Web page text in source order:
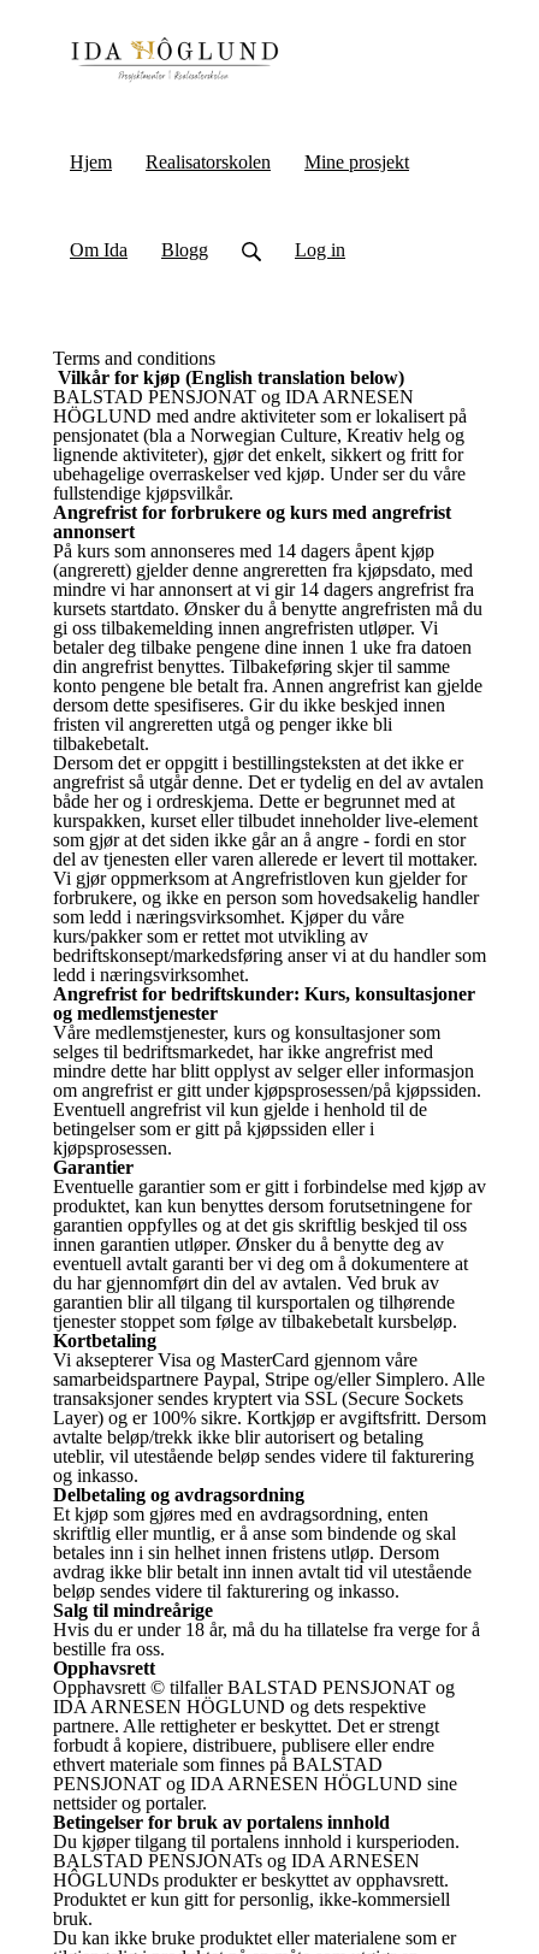
Hjem Realisatorskolen Mine prosjekt
Om Ida Blogg Log in
Terms and conditions
Vilkår for kjøp (English translation below)
BALSTAD PENSJONAT og IDA ARNESEN
HÖGLUND med andre aktiviteter som er lokalisert på
pensjonatet (bla a Norwegian Culture, Kreativ helg og
lignende aktiviteter), gjør det enkelt, sikkert og fritt for
ubehagelige overraskelser ved kjøp. Under ser du våre
fullstendige kjøpsvilkår.
Angrefrist for forbrukere og kurs med angrefrist
annonsert
På kurs som annonseres med 14 dagers åpent kjøp
(angrerett) gjelder denne angreretten fra kjøpsdato, med
mindre vi har annonsert at vi gir 14 dagers angrefrist fra
kursets startdato. Ønsker du å benytte angrefristen må du
gi oss tilbakemelding innen angrefristen utløper. Vi
betaler deg tilbake pengene dine innen 1 uke fra datoen
din angrefrist benyttes. Tilbakeføring skjer til samme
konto pengene ble betalt fra. Annen angrefrist kan gjelde
dersom dette spesifiseres. Gir du ikke beskjed innen
fristen vil angreretten utgå og penger ikke bli
tilbakebetalt.
Dersom det er oppgitt i bestillingsteksten at det ikke er
angrefrist så utgår denne. Det er tydelig en del av avtalen
både her og i ordreskjema. Dette er begrunnet med at
kurspakken, kurset eller tilbudet inneholder live-element
som gjør at det siden ikke går an å angre - fordi en stor
del av tjenesten eller varen allerede er levert til mottaker.
Vi gjør oppmerksom at Angrefristloven kun gjelder for
forbrukere, og ikke en person som hovedsakelig handler
som ledd i næringsvirksomhet. Kjøper du våre
kurs/pakker som er rettet mot utvikling av
bedriftskonsept/markedsføring anser vi at du handler som
ledd i næringsvirksomhet.
Angrefrist for bedriftskunder: Kurs, konsultasjoner
og medlemstjenester
Våre medlemstjenester, kurs og konsultasjoner som
selges til bedriftsmarkedet, har ikke angrefrist med
mindre dette har blitt opplyst av selger eller informasjon
om angrefrist er gitt under kjøpsprosessen/på kjøpssiden.
Eventuell angrefrist vil kun gjelde i henhold til de
betingelser som er gitt på kjøpssiden eller i
kjøpsprosessen.
Garantier
Eventuelle garantier som er gitt i forbindelse med kjøp av
produktet, kan kun benyttes dersom forutsetningene for
garantien oppfylles og at det gis skriftlig beskjed til oss
innen garantien utløper. Ønsker du å benytte deg av
eventuell avtalt garanti ber vi deg om å dokumentere at
du har gjennomført din del av avtalen. Ved bruk av
garantien blir all tilgang til kursportalen og tilhørende
tjenester stoppet som følge av tilbakebetalt kursbeløp.
Kortbetaling
Vi aksepterer Visa og MasterCard gjennom våre
samarbeidspartnere Paypal, Stripe og/eller Simplero. Alle
transaksjoner sendes kryptert via SSL (Secure Sockets
Layer) og er 100% sikre. Kortkjøp er avgiftsfritt. Dersom
avtalte beløp/trekk ikke blir autorisert og betaling
uteblir, vil utestående beløp sendes videre til fakturering
og inkasso.
Delbetaling og avdragsordning
Et kjøp som gjøres med en avdragsordning, enten
skriftlig eller muntlig, er å anse som bindende og skal
betales inn i sin helhet innen fristens utløp. Dersom
avdrag ikke blir betalt inn innen avtalt tid vil utestående
beløp sendes videre til fakturering og inkasso.
Salg til mindreårige
Hvis du er under 18 år, må du ha tillatelse fra verge for å
bestille fra oss.
Opphavsrett
Opphavsrett © tilfaller BALSTAD PENSJONAT og
IDA ARNESEN HÖGLUND og dets respektive
partnere. Alle rettigheter er beskyttet. Det er strengt
forbudt å kopiere, distribuere, publisere eller endre
ethvert materiale som finnes på BALSTAD
PENSJONAT og IDA ARNESEN HÖGLUND sine
nettsider og portaler.
Betingelser for bruk av portalens innhold
Du kjøper tilgang til portalens innhold i kursperioden.
BALSTAD PENSJONATs og IDA ARNESEN
HÔGLUNDs produkter er beskyttet av opphavsrett.
Produktet er kun gitt for personlig, ikke-kommersiell
bruk.
Du kan ikke bruke produktet eller materialene som er